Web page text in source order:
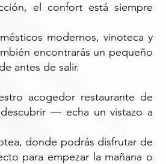
el confort está siempre
modernos, vinoteca y
encontrarás un pequeño
antes de salir.
acogedor restaurante de
— echa un vistazo a
donde podrás disfrutar de
para empezar la mañana o